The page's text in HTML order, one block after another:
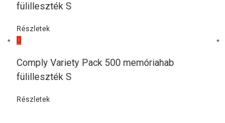
fülilleszték S
Részletek
Comply Variety Pack 500 memóriahab
fülilleszték S
Részletek